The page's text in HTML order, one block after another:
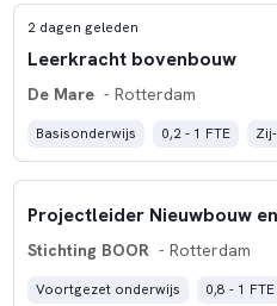
2 dagen geleden
Leerkracht bovenbouw
De Mare - Rotterdam
Basisonderwijs 0,2 - 1 FTE
Projectleider Nieuwbouw
Stichting BOOR - Rotterdam
Voortgezet onderwijs 0,8 - 1 FTE